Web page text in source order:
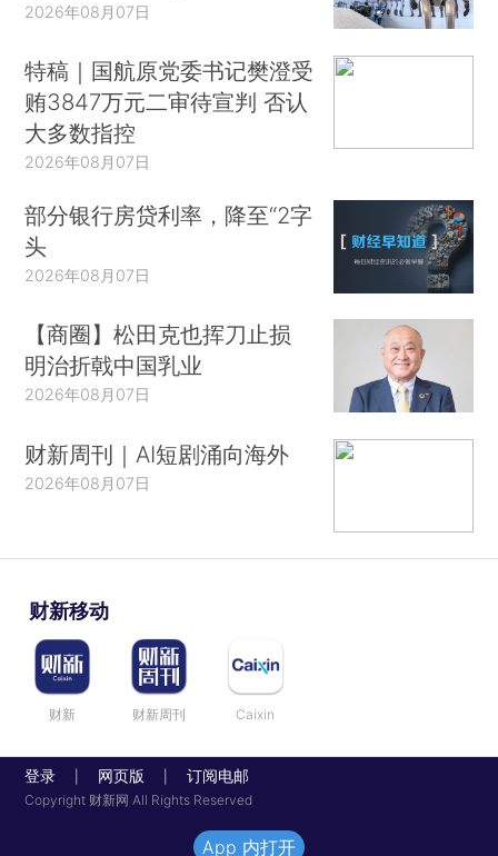
2026年08月07日
特稿｜国航原党委书记樊澄受
贿3847万元二审待宣判 否认
大多数指控
2026年08月07日
部分银行房贷利率，降至“2字
头
2026年08月07日
【商圈】松田克也挥刀止损
明治折戟中国乳业
2026年08月07日
财新周刊｜AI短剧涌向海外
2026年08月07日
财新移动
财新 财新周刊 Caixin
登录 网页版 订阅电邮
Copyright 财新网 All Rights Reserved
App 内打开